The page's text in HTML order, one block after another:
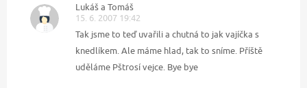
Lukáš a Tomáš
15. 6. 2007 19:42
Tak jsme to teď uvařili a chutná to jak vajíčka s
knedlíkem. Ale máme hlad, tak to sníme. Příště
uděláme Pštrosí vejce. Bye bye